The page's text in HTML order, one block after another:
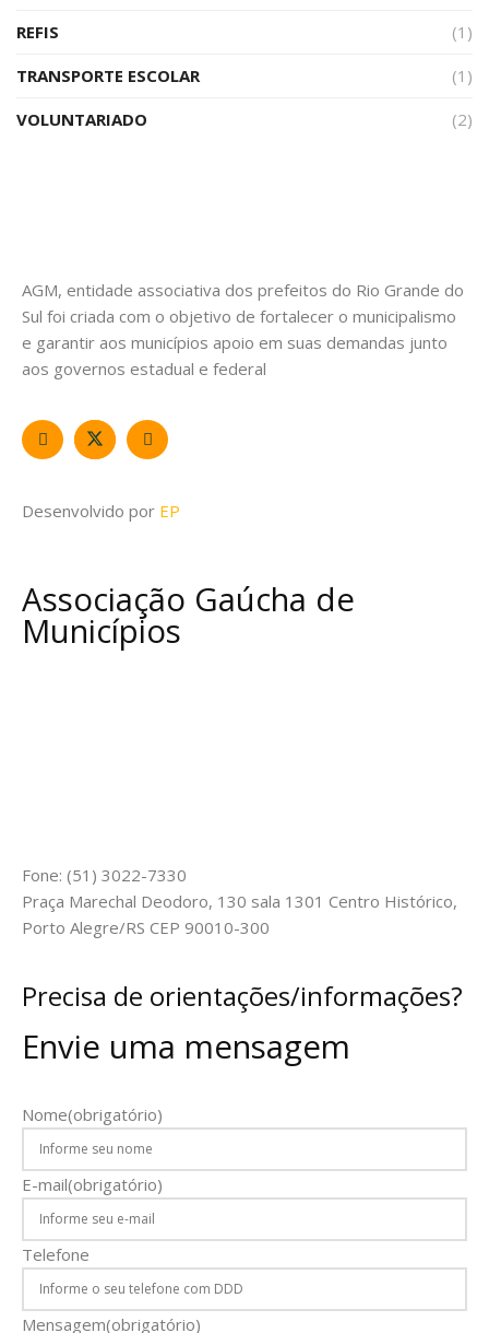
REFIS
(1)
TRANSPORTE ESCOLAR
(1)
VOLUNTARIADO
(2)
AGM, entidade associativa dos prefeitos do Rio Grande do
Sul foi criada com o objetivo de fortalecer o municipalismo
e garantir aos municípios apoio em suas demandas junto
aos governos estadual e federal
Desenvolvido por EP
Associação Gaúcha de
Municípios
Fone: (51) 3022-7330
Praça Marechal Deodoro, 130 sala 1301 Centro Histórico,
Porto Alegre/RS CEP 90010-300
Precisa de orientações/informações?
Envie uma mensagem
Nome(obrigatório)
E-mail(obrigatório)
Telefone
Mensagem(obrigatório)